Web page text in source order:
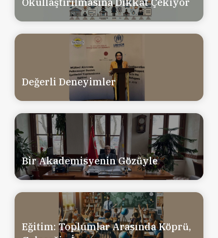
Değerli Deneyimler
Bir Akademisyenin Gözüyle
Eğitim: Toplumlar Arasında Köprü,